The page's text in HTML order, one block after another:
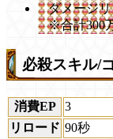
ダメージ
※合計300
必殺スキル/
消費EP
3
リロード 90秒